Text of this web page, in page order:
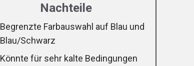
Nachteile
Begrenzte Farbauswahl auf Blau und
Blau/Schwarz
Könnte für sehr kalte Bedingungen